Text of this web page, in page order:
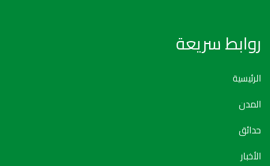
روابط سريعة
الرئيسية
المدن
حدائق
الأخبار